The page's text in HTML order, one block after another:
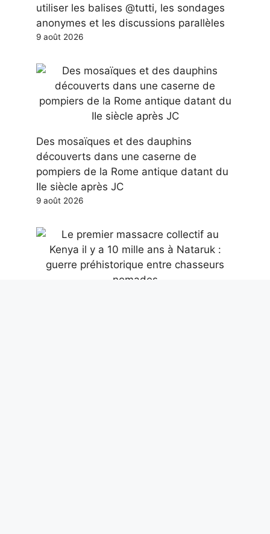
utiliser les balises @tutti, les sondages
anonymes et les discussions parallèles
9 août 2026
Des mosaïques et des dauphins
découverts dans une caserne de
pompiers de la Rome antique datant du
IIe siècle après JC
9 août 2026